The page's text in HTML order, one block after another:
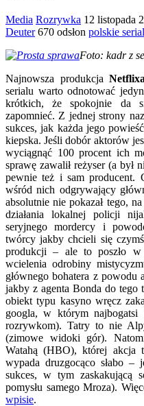
Media Rozrywka 12 listopada
Deuter 670 odsłon polskie
Foto: kadr z
Najnowsza produkcjaNetflixa
serialu warto odnotować
krótkich, że spokojnie da
zapomnieć. Z jednej strony
sukces, jak każda jego
kiepska. Jeśli dobór aktorów
wyciągnąć 100 procent ich
sprawę zawalił reżyser (a był
pewnie też i sam producent.
wśród nich odgrywający
absolutnie nie pokazał tego,
działania lokalnej policji
seryjnego mordercy i
twórcy jakby chcieli się
produkcji – ale to poszło
wcielenia odrobiny
głównego bohatera z
jakby z agenta Bonda do tego
obiekt typu kasyno wręcz
googla, w którym najbogatsi
rozrywkom). Tatry to nie
(zimowe widoki gór).
Watahą (HBO), której akcja
wypada druzgocąco słabo –
sukces, w tym zaskakującą
pomysłu samego Mroza).
wpisie.